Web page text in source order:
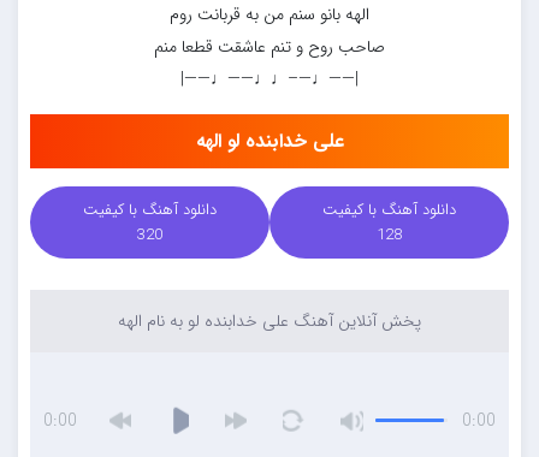
الهه بانو سنم من به قربانت روم
صاحب روح و تنم عاشقت قطعا منم
|——♩—–♩♩——♩——|
علی خدابنده لو الهه
دانلود آهنگ با کیفیت
128
دانلود آهنگ با کیفیت
320
پخش آنلاین آهنگ علی خدابنده لو به نام الهه
0:00
0:00